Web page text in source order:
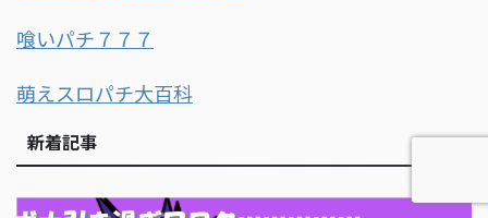
喰いパチ７７７
萌えスロパチ大百科
新着記事